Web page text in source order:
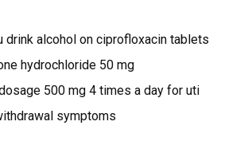
drink alcohol on ciprofloxacin tablets
hydrochloride 50 mg
500 mg 4 times a day for uti
symptoms